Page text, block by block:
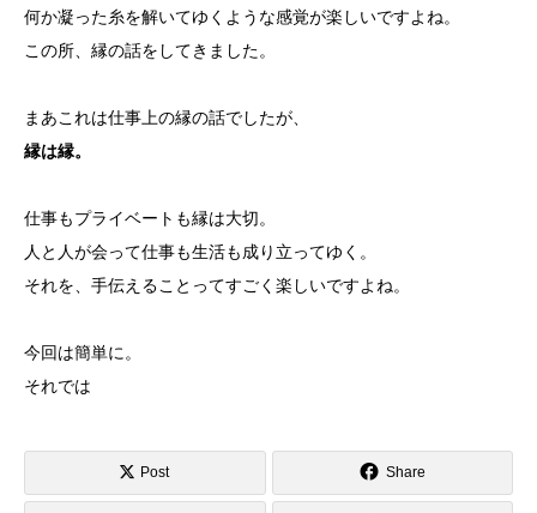
何か凝った糸を解いてゆくような感覚が楽しいですよね。
この所、縁の話をしてきました。
まあこれは仕事上の縁の話でしたが、
縁は縁。
仕事もプライベートも縁は大切。
人と人が会って仕事も生活も成り立ってゆく。
それを、手伝えることってすごく楽しいですよね。
今回は簡単に。
それでは
Post Share